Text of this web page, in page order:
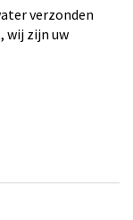
verzonden
wij zijn uw